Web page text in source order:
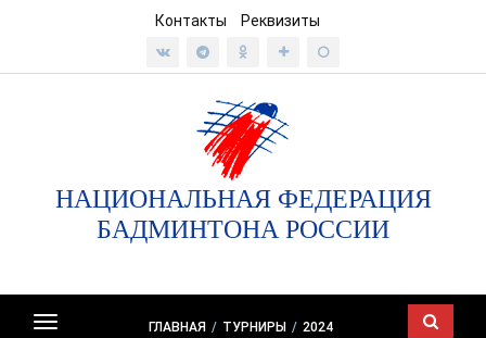
Контакты Реквизиты
НАЦИОНАЛЬНАЯ ФЕДЕРАЦИЯ
БАДМИНТОНА РОССИИ
Показать/
ГЛАВНАЯ / ТУРНИРЫ / 2024